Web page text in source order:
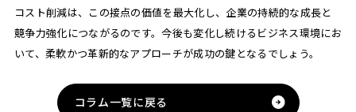
コスト削減は、この接点の価値を最大化し、企業の持続的な成長と
競争力強化につながるのです。今後も変化し続けるビジネス環境にお
いて、柔軟かつ革新的なアプローチが成功の鍵となるでしょう。
コラム一覧に戻る